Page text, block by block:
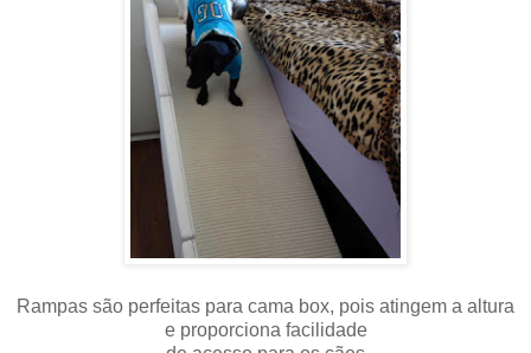
Rampas são perfeitas para cama box, pois atingem a altura
e proporciona facilidade